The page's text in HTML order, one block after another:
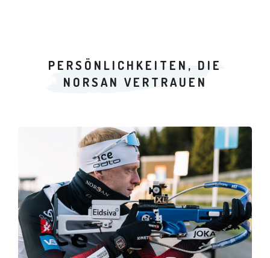
PERSÖNLICHKEITEN, DIE
NORSAN VERTRAUEN